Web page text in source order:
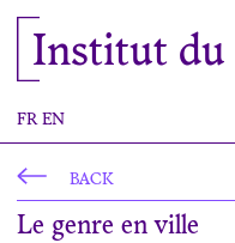
Institut du
FR EN
BACK
Le genre en ville